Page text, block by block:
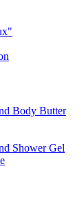
Body Butter
Shower Gel